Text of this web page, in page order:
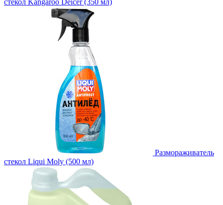
стекол Kangaroo Deicer (350 мл)
Размораживатель
стекол Liqui Moly (500 мл)